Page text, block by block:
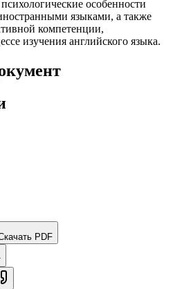
особенности
языками, а также
компетенции,
изучения английского языка.
PDF